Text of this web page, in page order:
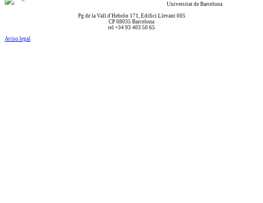
Universitat de Barcelona
Pg de la Vall d'Hebrón 171, Edifici Llevant 005
CP 08035 Barcelona
tel +34 93 403 50 65
Aviso legal